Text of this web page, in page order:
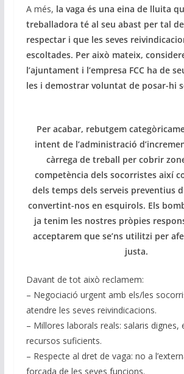
A més, la vaga és una eina de lluita
treballadora té al seu abast per tal
respectar i que les seves
escoltades. Per això mateix,
l’ajuntament i l’empresa FCC ha de
les i demostrar voluntat de posar-hi
Per acabar, rebutgem
intent de l’administració
càrrega de treball per cobrir
competència dels socorristes així
dels temps dels serveis preventius
convertint-nos en esquirols. Els
ja tenim les nostres pròpies
acceptarem que se’ns utilitzi per
justa.
Davant de tot això reclamem:
– Negociació urgent amb els/les
atendre les seves reivindicacions.
– Millores laborals reals: salaris dignes,
recursos suficients.
– Respecte al dret de vaga: no a
forçada de les seves funcions.